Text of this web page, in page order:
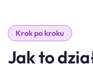
Krok po kroku
Jak to